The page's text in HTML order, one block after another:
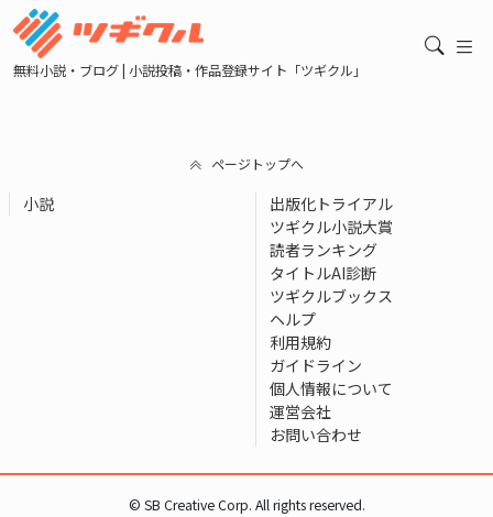
無料小説・ブログ | 小説投稿・作品登録サイト「ツギクル」
ページトップへ
小説
出版化トライアル
ツギクル小説大賞
読者ランキング
タイトルAI診断
ツギクルブックス
ヘルプ
利用規約
ガイドライン
個人情報について
運営会社
お問い合わせ
© SB Creative Corp. All rights reserved.